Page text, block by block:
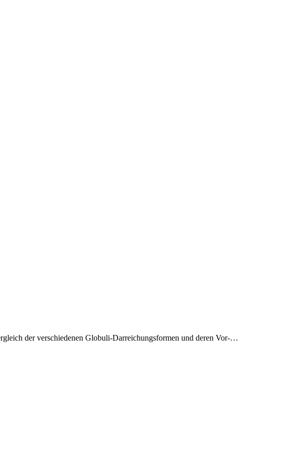
der verschiedenen Globuli-Darreichungsformen und deren Vor-…